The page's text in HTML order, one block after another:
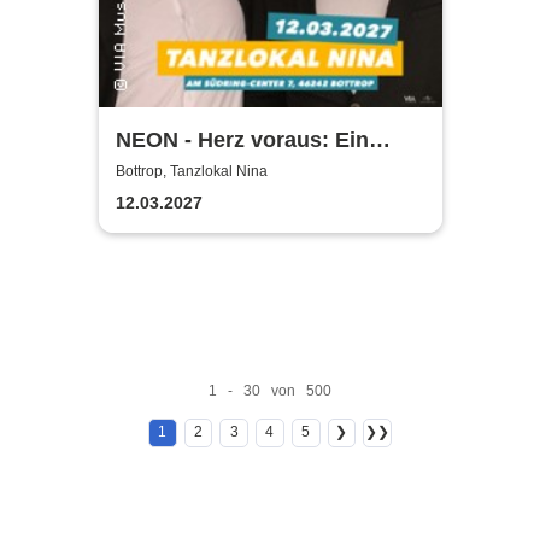
NEON - Herz voraus: Ein
neues Kapitel beginnt
Bottrop, Tanzlokal Nina
12.03.2027
1 - 30 von 500
1 2 3 4 5 ❯ ❯❯